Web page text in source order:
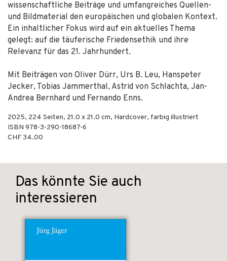
wissenschaftliche Beiträge und umfangreiches Quellen-
und Bildmaterial den europäischen und globalen Kontext.
Ein inhaltlicher Fokus wird auf ein aktuelles Thema
gelegt: auf die täuferische Friedensethik und ihre
Relevanz für das 21. Jahrhundert.
Mit Beiträgen von Oliver Dürr, Urs B. Leu, Hanspeter
Jecker, Tobias Jammerthal, Astrid von Schlachta, Jan-
Andrea Bernhard und Fernando Enns.
2025, 224 Seiten, 21.0 x 21.0 cm, Hardcover, farbig illustriert
ISBN 978-3-290-18687-6
CHF 34.00
Das könnte Sie auch
interessieren